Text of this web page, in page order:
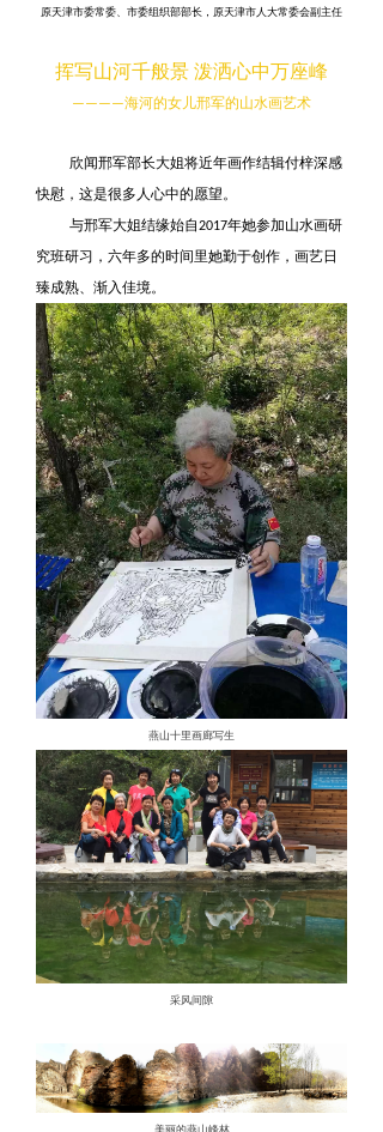
原天津市委常委、市委组织部部长，原天津市人大常委会副主任
挥写山河千般景 泼洒心中万座峰
————海河的女儿邢军的山水画艺术
欣闻邢军部长大姐将近年画作结辑付梓深感
快慰，这是很多人心中的愿望。
与邢军大姐结缘始自2017年她参加山水画研
究班研习，六年多的时间里她勤于创作，画艺日
臻成熟、渐入佳境。
燕山十里画廊写生
采风间隙